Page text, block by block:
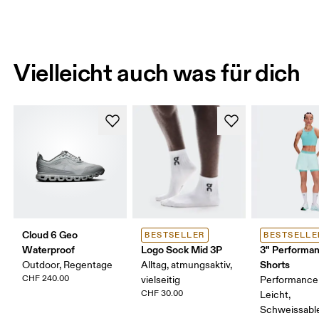
Vielleicht auch was für dich
Cloud 6 Geo
Waterproof
Outdoor, Regentage
CHF 240.00
BESTSELLER
Logo Sock Mid 3P
Alltag, atmungsaktiv,
vielseitig
CHF 30.00
3"
Shorts
Leicht,